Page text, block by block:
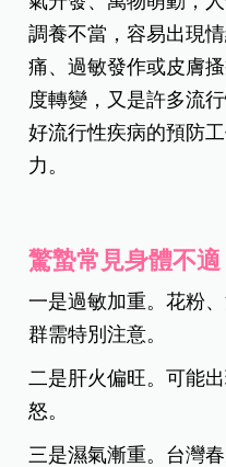
調養不當，容易出現
痛、過敏發作或皮膚
度轉變，又是許多流
好流行性疾病的預防
力。
驚蟄常見身體不適
一是過敏加重。花粉
群需特別注意。
二是肝火偏旺。可能
怒。
三是濕氣漸重。台灣